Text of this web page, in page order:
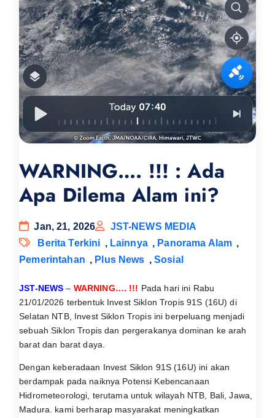
WARNING…. !!! : Ada
Apa Dilema Alam ini?
Jan, 21, 2026
JST-NEWS MEDIA
Berita Terkini , Lainnya , Panorama Alam ,
Pemerintahan , Plus News , Sosial
JST-NEWS – WARNING…. !!! Pada hari ini Rabu
21/01/2026 terbentuk Invest Siklon Tropis 91S (16U) di
Selatan NTB, Invest Siklon Tropis ini berpeluang menjadi
sebuah Siklon Tropis dan pergerakanya dominan ke arah
barat dan barat daya.
Dengan keberadaan Invest Siklon 91S (16U) ini akan
berdampak pada naiknya Potensi Kebencanaan
Hidrometeorologi, terutama untuk wilayah NTB, Bali, Jawa,
Madura. kami berharap masyarakat meningkatkan